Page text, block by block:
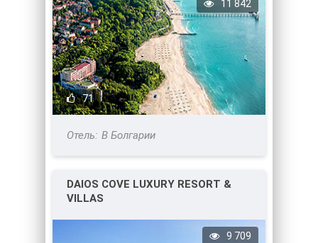
71
11 842
В Болгарии
DAIOS COVE LUXURY RESORT &
VILLAS
9 709